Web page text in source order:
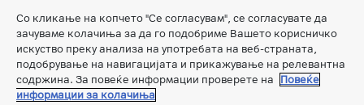
A1 Slovenia
A1 Digital
Со кликање на копчето "Се согласувам", се согласувате да
зачуваме колачиња за да го подобриме Вашето корисничко
искуство преку анализа на употребата на веб-страната,
подобрување на навигацијата и прикажување на релевантна
содржина. За повеќе информации проверете на
Повеќе
информации за колачиња